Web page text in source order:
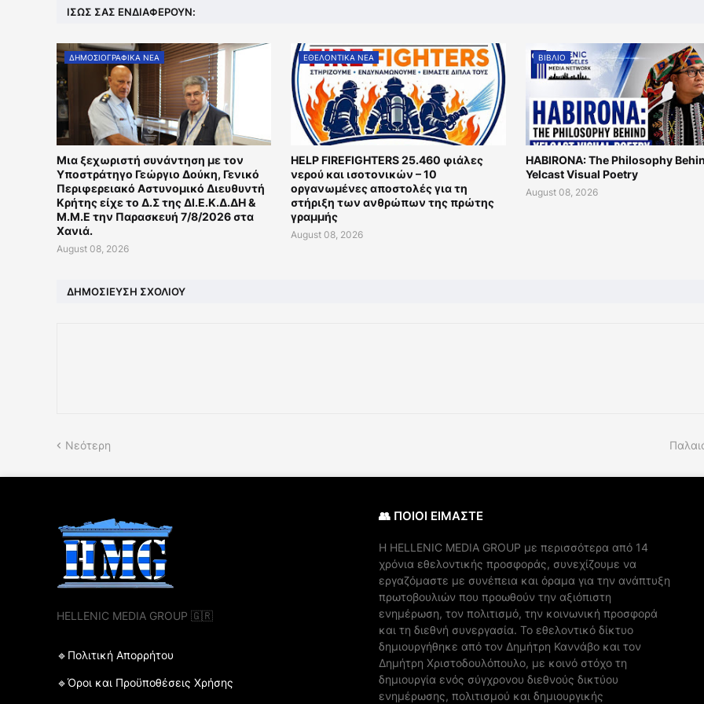
ΊΣΩΣ ΣΑΣ ΕΝΔΙΑΦΈΡΟΥΝ:
ΔΗΜΟΣΙΟΓΡΑΦΙΚΑ ΝΕΑ
Μια ξεχωριστή συνάντηση με τον
Υποστράτηγο Γεώργιο Δούκη, Γενικό
Περιφερειακό Αστυνομικό Διευθυντή
Κρήτης είχε το Δ.Σ της ΔΙ.Ε.Κ.Δ.ΔΗ &
Μ.Μ.Ε την Παρασκευή 7/8/2026 στα
Χανιά.
August 08, 2026
ΕΘΕΛΟΝΤΙΚΑ ΝΕΑ
HELP FIREFIGHTERS 25.460 φιάλες
νερού και ισοτονικών – 10
οργανωμένες αποστολές για τη
στήριξη των ανθρώπων της πρώτης
γραμμής
August 08, 2026
ΒΙΒΛΙΟ
HABIRONA: The Philosophy
Yelcast Visual Poetry
August 08, 2026
ΔΗΜΟΣΊΕΥΣΗ ΣΧΟΛΊΟΥ
Νεότερη
HELLENIC MEDIA GROUP 🇬🇷
🔹Πολιτική Απορρήτου
🔹Όροι και Προϋποθέσεις Χρήσης
👥 ΠΟΙΟΙ ΕΙΜΑΣΤΕ
Η ΗELLENIC MEDIA GROUP με περισσότερα από 14
χρόνια εθελοντικής προσφοράς, συνεχίζουμε να
εργαζόμαστε με συνέπεια και όραμα για την ανάπτυξη
πρωτοβουλιών που προωθούν την αξιόπιστη
ενημέρωση, τον πολιτισμό, την κοινωνική προσφορά
και τη διεθνή συνεργασία. Το εθελοντικό δίκτυο
δημιουργήθηκε από τον Δημήτρη Καννάβο και τον
Δημήτρη Χριστοδουλόπουλο, με κοινό στόχο τη
δημιουργία ενός σύγχρονου διεθνούς δικτύου
ενημέρωσης, πολιτισμού και δημιουργικής